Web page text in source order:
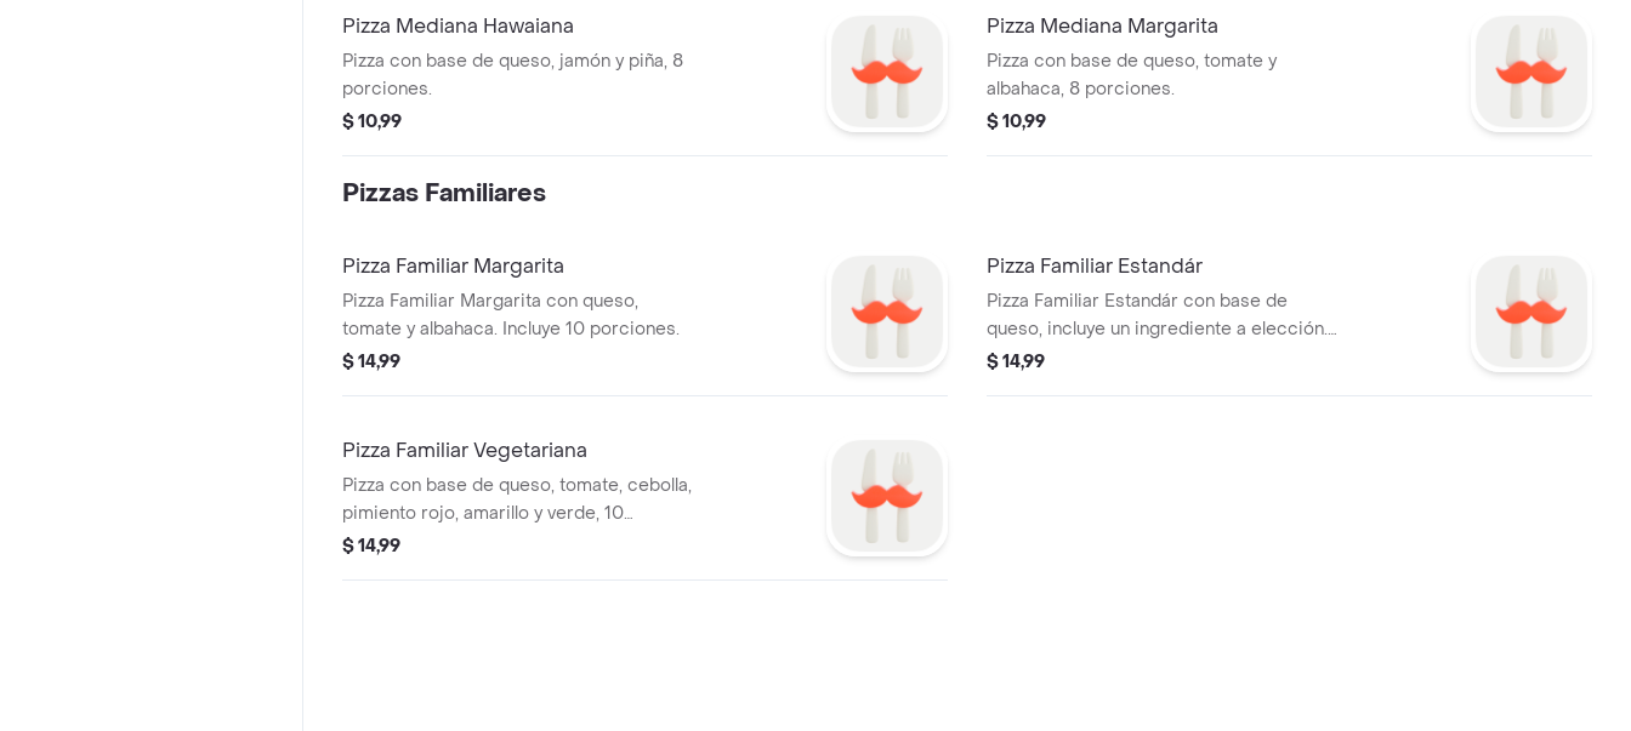
Pizza Mediana Hawaiana
Pizza con base de queso, jamón y piña, 8
porciones.
$ 10,99
Pizza Mediana Margarita
Pizza con base de queso, tomate y
albahaca, 8 porciones.
$ 10,99
Pizzas Familiares
Pizza Familiar Margarita
Pizza Familiar Margarita con queso,
tomate y albahaca. Incluye 10 porciones.
$ 14,99
Pizza Familiar Estandár
Pizza Familiar Estandár con base de
queso, incluye un ingrediente a elección.
10 porciones.
$ 14,99
Pizza Familiar Vegetariana
Pizza con base de queso, tomate, cebolla,
pimiento rojo, amarillo y verde, 10
porciones.
$ 14,99